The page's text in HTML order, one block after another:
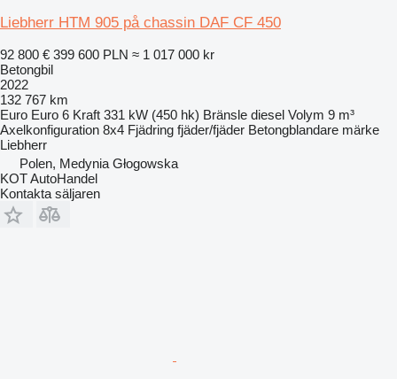
Liebherr HTM 905 på chassin DAF CF 450
92 800 € 399 600 PLN ≈ 1 017 000 kr
Betongbil
2022
132 767 km
Euro Euro 6 Kraft 331 kW (450 hk) Bränsle diesel Volym 9 m³
Axelkonfiguration 8x4 Fjädring fjäder/fjäder Betongblandare märke
Liebherr
Polen, Medynia Głogowska
KOT AutoHandel
Kontakta säljaren